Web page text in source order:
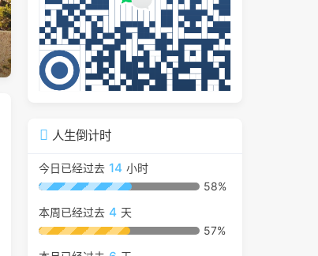
人生倒计时
今日已经过去 14 小时
58%
本周已经过去 4 天
57%